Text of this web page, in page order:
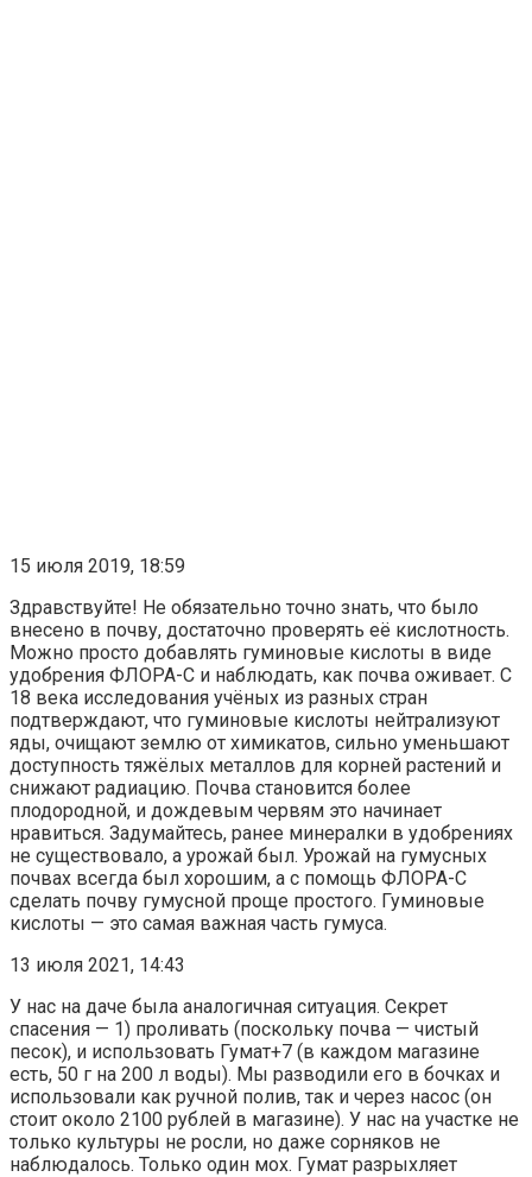
15 июля 2019, 18:59
Здравствуйте! Не обязательно точно знать, что было
внесено в почву, достаточно проверять её кислотность.
Можно просто добавлять гуминовые кислоты в виде
удобрения ФЛОРА-С и наблюдать, как почва оживает. С
18 века исследования учёных из разных стран
подтверждают, что гуминовые кислоты нейтрализуют
яды, очищают землю от химикатов, сильно уменьшают
доступность тяжёлых металлов для корней растений и
снижают радиацию. Почва становится более
плодородной, и дождевым червям это начинает
нравиться. Задумайтесь, ранее минералки в удобрениях
не существовало, а урожай был. Урожай на гумусных
почвах всегда был хорошим, а с помощь ФЛОРА-С
сделать почву гумусной проще простого. Гуминовые
кислоты — это самая важная часть гумуса.
13 июля 2021, 14:43
У нас на даче была аналогичная ситуация. Секрет
спасения — 1) проливать (поскольку почва — чистый
песок), и использовать Гумат+7 (в каждом магазине
есть, 50 г на 200 л воды). Мы разводили его в бочках и
использовали как ручной полив, так и через насос (он
стоит около 2100 рублей в магазине). У нас на участке не
только культуры не росли, но даже сорняков не
наблюдалось. Только один мох. Гумат разрыхляет